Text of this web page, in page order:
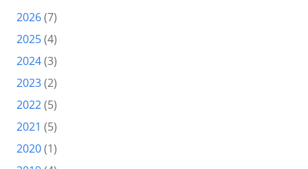
2026(7)
2025(4)
2024(3)
2023(2)
2022(5)
2021 (5)
2020(1)